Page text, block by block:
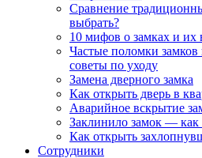
Сравнение
выбрать?
10 мифов о замках и их
Частые поломки
советы по уходу
Замена дверного замка
Как открыть дверь в
Аварийное вскрытие
Заклинило замок — как
Как открыть
Сотрудники